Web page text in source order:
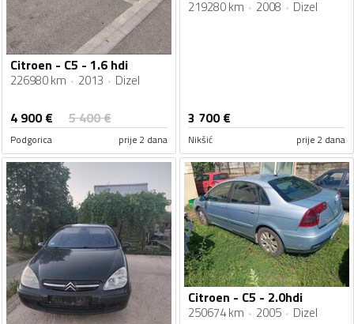
Citroen - C5 - 1.6 hdi
226980 km 2013 Dizel
4 900€ 5 400€
Podgorica prije 2 dana
219280 km 2008 Dizel
3 700€
Nikšić prije 2 dana
Citroen - C5 - 2.0hdi
250674 km 2005 Dizel